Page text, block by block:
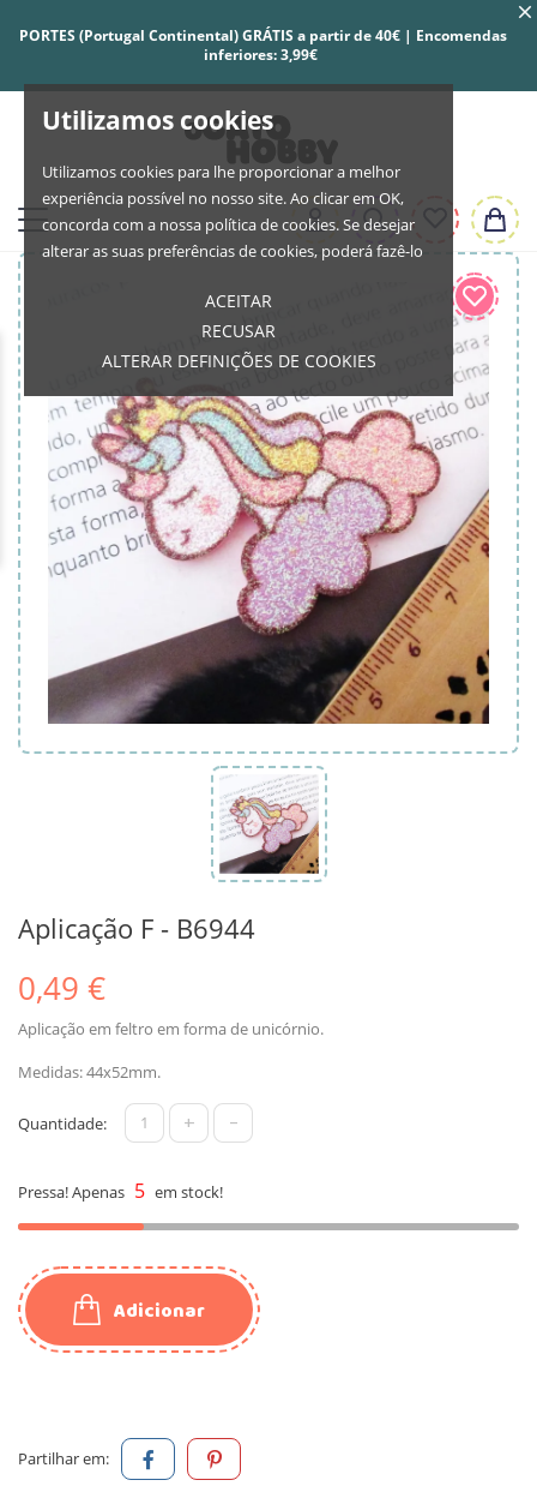
Utilizamos cookies
Utilizamos cookies para lhe proporcionar a melhor
experiência possível no nosso site. Ao clicar em OK,
concorda com a nossa política de cookies. Se desejar
alterar as suas preferências de cookies, poderá fazê-lo
ACEITAR
RECUSAR
ALTERAR DEFINIÇÕES DE COOKIES
PORTES (Portugal Continental) GRÁTIS a partir de 40€ | Encomendas
inferiores: 3,99€
Aplicação F - B6944
0,49 €
Aplicação em feltro em forma de unicórnio.
Medidas: 44x52mm.
Quantidade: + -
Pressa! Apenas 5 em stock!
Adicionar
Partilhar em: